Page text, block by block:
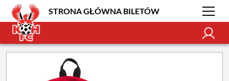
STRONA GŁÓWNA BILETÓW